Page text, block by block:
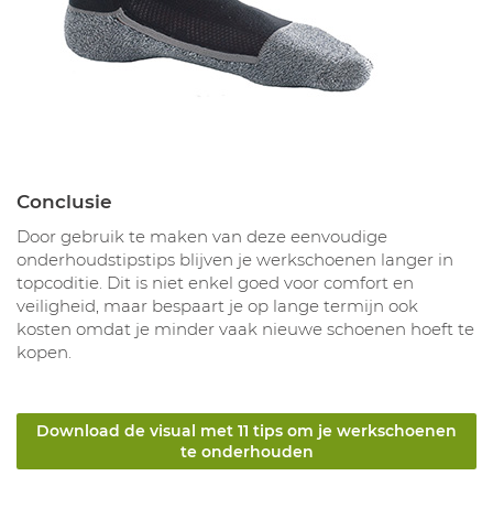
Conclusie
Door gebruik te maken van deze eenvoudige
onderhoudstipstips blijven je werkschoenen langer in
topcoditie. Dit is niet enkel goed voor comfort en
veiligheid, maar bespaart je op lange termijn ook
kosten omdat je minder vaak nieuwe schoenen hoeft te
kopen.
Download de visual met 11 tips om je werkschoenen
te onderhouden